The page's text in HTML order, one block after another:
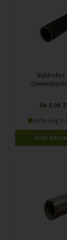
Stahlrohre
Ab 5,00
Lieferung 7-
Hier